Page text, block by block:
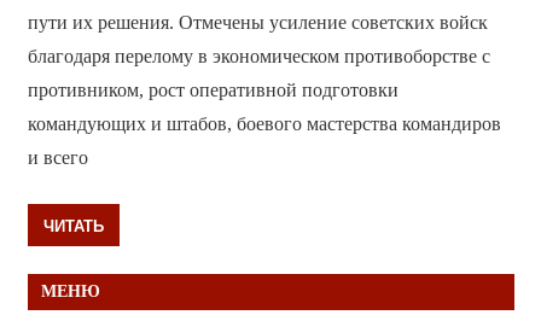
пути их решения. Отмечены усиление советских войск
благодаря перелому в экономическом противоборстве с
противником, рост оперативной подготовки
командующих и штабов, боевого мастерства командиров
и всего
ЧИТАТЬ
МЕНЮ